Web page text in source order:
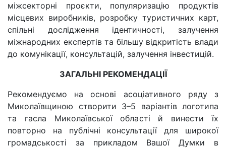
міжсекторні проєкти, популяризацію продуктів
місцевих виробників, розробку туристичних карт,
спільні дослідження ідентичності, залучення
міжнародних експертів та більшу відкритість влади
до комунікації, консультацій, залучення інвестицій.
ЗАГАЛЬНІ РЕКОМЕНДАЦІЇ
Рекомендуємо на основі асоціативного ряду з
Миколаївщиною створити 3–5 варіантів логотипа
та гасла Миколаївської області й винести їх
повторно на публічні консультації для широкої
громадськості за прикладом Вашої Думки в